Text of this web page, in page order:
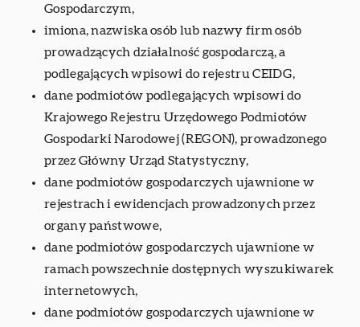
Gospodarczym,
imiona, nazwiska osób lub nazwy firm osób
prowadzących działalność gospodarczą, a
podlegających wpisowi do rejestru CEIDG,
dane podmiotów podlegających wpisowi do
Krajowego Rejestru Urzędowego Podmiotów
Gospodarki Narodowej (REGON), prowadzonego
przez Główny Urząd Statystyczny,
dane podmiotów gospodarczych ujawnione w
rejestrach i ewidencjach prowadzonych przez
organy państwowe,
dane podmiotów gospodarczych ujawnione w
ramach powszechnie dostępnych wyszukiwarek
internetowych,
dane podmiotów gospodarczych ujawnione w